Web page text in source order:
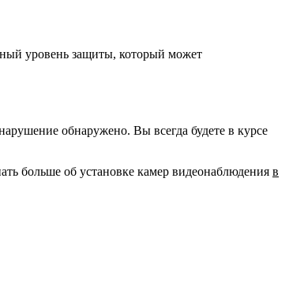
уровень защиты, который может
обнаружено. Вы всегда будете в курсе
больше об установке камер видеонаблюдения в